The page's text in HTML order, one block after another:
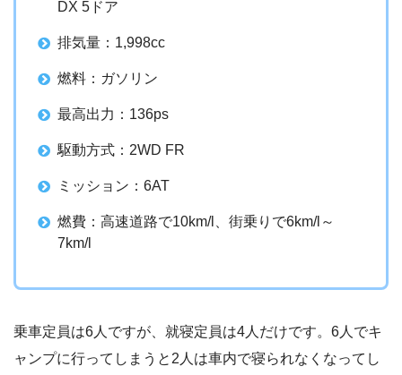
DX 5ドア
排気量：1,998cc
燃料：ガソリン
最高出力：136ps
駆動方式：2WD FR
ミッション：6AT
燃費：高速道路で10km/l、街乗りで6km/l～
7km/l
乗車定員は6人ですが、就寝定員は4人だけです。6人でキ
ャンプに行ってしまうと2人は車内で寝られなくなってし